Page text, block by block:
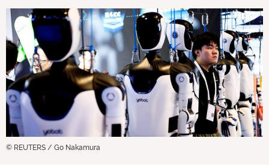
© REUTERS / Go Nakamura